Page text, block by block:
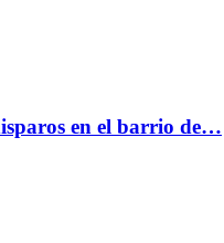
en el barrio de…